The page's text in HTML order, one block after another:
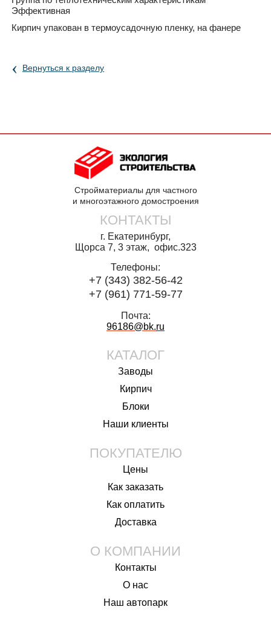
Эффективная
Кирпич упакован в термоусадочную пленку, на фанере
‹ Вернуться к разделу
Стройматериалы для частного
и многоэтажного домостроения
КОНТАКТЫ
г. Екатеринбург,
Щорса 7, 3 этаж, офис.323
Телефоны:
+7 (343) 382-56-42
+7 (961) 771-59-77
Почта:
96186@bk.ru
КАТАЛОГ
Заводы
Кирпич
Блоки
Наши клиенты
ПОКУПАТЕЛЮ
Цены
Как заказать
Как оплатить
Доставка
О КОМПАНИИ
Контакты
О нас
Наш автопарк